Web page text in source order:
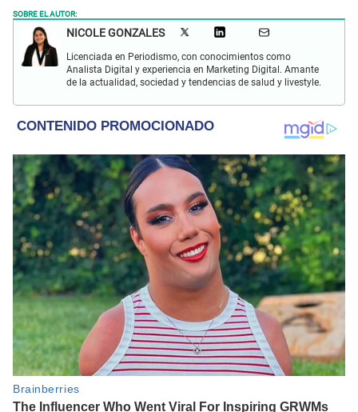
SOBRE EL AUTOR:
NICOLE GONZALES
Licenciada en Periodismo, con conocimientos como
Analista Digital y experiencia en Marketing Digital. Amante
de la actualidad, sociedad y tendencias de salud y livestyle.